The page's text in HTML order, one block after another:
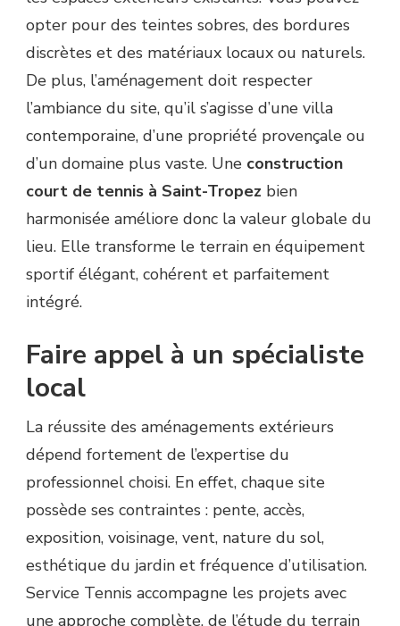
opter pour des teintes sobres, des bordures
discrètes et des matériaux locaux ou naturels.
De plus, l’aménagement doit respecter
l’ambiance du site, qu’il s’agisse d’une villa
contemporaine, d’une propriété provençale ou
d’un domaine plus vaste. Une construction
court de tennis à Saint-Tropez bien
harmonisée améliore donc la valeur globale du
lieu. Elle transforme le terrain en équipement
sportif élégant, cohérent et parfaitement
intégré.
Faire appel à un spécialiste
local
La réussite des aménagements extérieurs
dépend fortement de l’expertise du
professionnel choisi. En effet, chaque site
possède ses contraintes : pente, accès,
exposition, voisinage, vent, nature du sol,
esthétique du jardin et fréquence d’utilisation.
Service Tennis accompagne les projets avec
une approche complète, de l’étude du terrain